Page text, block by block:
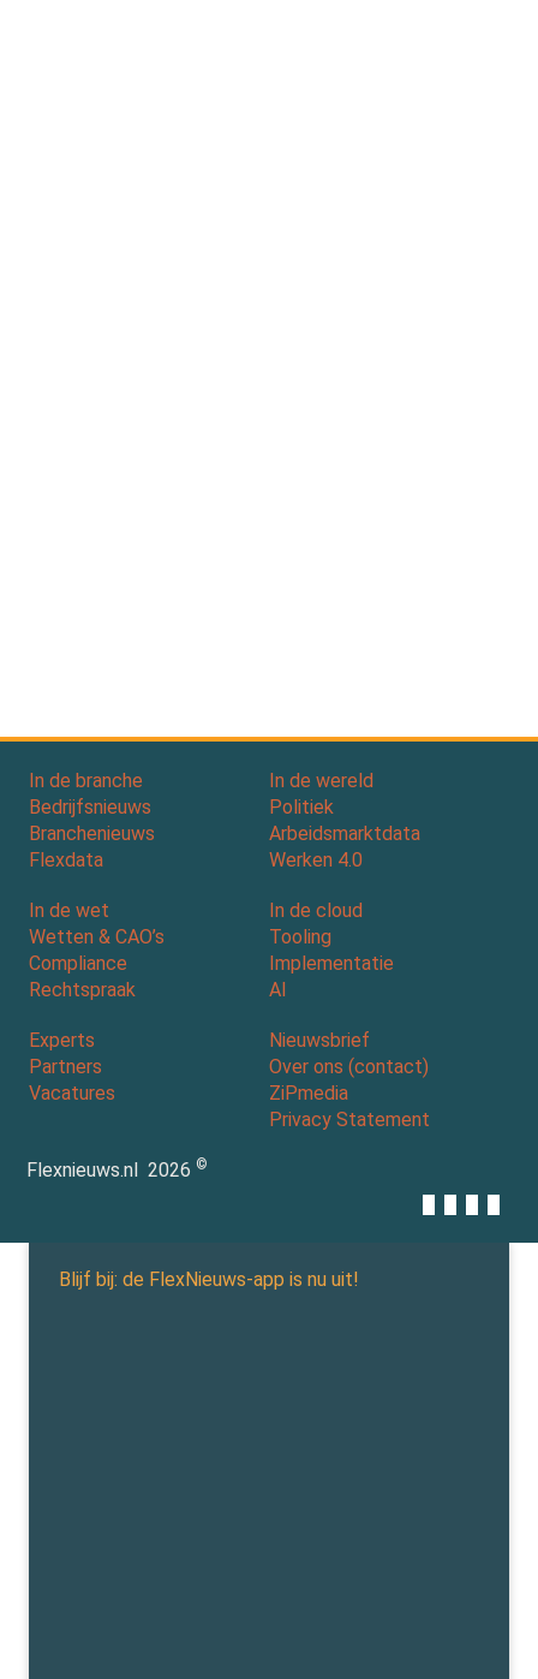
In de branche
Bedrijfsnieuws
Branchenieuws
Flexdata
In de wereld
Politiek
Arbeidsmarktdata
Werken 4.0
In de wet
Wetten & CAO’s
Compliance
Rechtspraak
In de cloud
Tooling
Implementatie
AI
Experts
Partners
Vacatures
Nieuwsbrief
Over ons (contact)
ZiPmedia
Privacy Statement
Flexnieuws.nl 2026 ©
Blijf bij: de FlexNieuws-app is nu uit!